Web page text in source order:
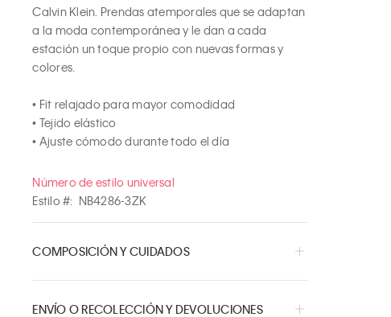
Calvin Klein. Prendas atemporales que se adaptan
a la moda contemporánea y le dan a cada
estación un toque propio con nuevas formas y
colores.
• Fit relajado para mayor comodidad
• Tejido elástico
• Ajuste cómodo durante todo el día
Número de estilo universal
Estilo #: NB4286-3ZK
COMPOSICIÓN Y CUIDADOS
ENVÍO O RECOLECCIÓN Y DEVOLUCIONES